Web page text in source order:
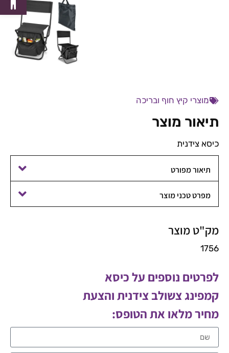
מוצרי קיץ חוף ובריכה
תיאור מוצר
כיסא צידנית
תיאור מפורט
מפרט טכני מוצר
מק"ט מוצר
1756
לפרטים נוספים על כיסא
קמפינג צשולב צידנית והצעת
מחיר מלאו את הטופס: